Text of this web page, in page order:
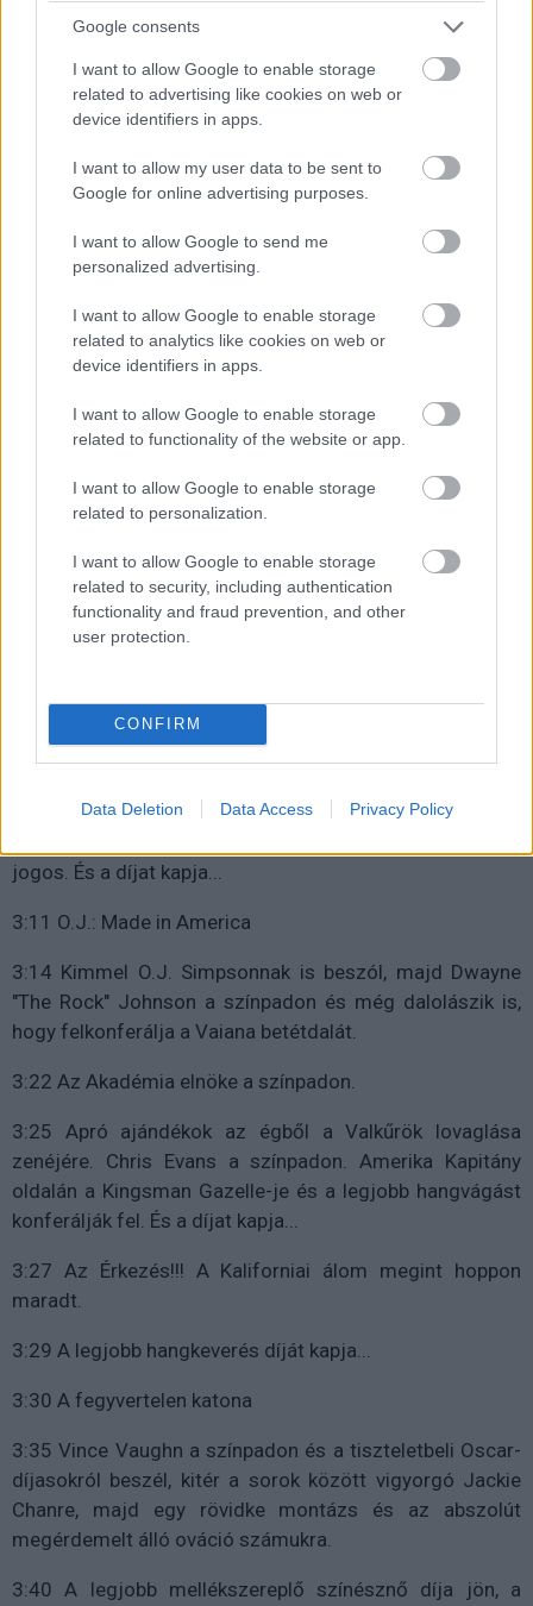
Google consents
I want to allow Google to enable storage
related to advertising like cookies on web or
device identifiers in apps.
I want to allow my user data to be sent to
Google for online advertising purposes.
I want to allow Google to send me
personalized advertising.
I want to allow Google to enable storage
related to analytics like cookies on web or
device identifiers in apps.
I want to allow Google to enable storage
related to functionality of the website or app.
I want to allow Google to enable storage
related to personalization.
I want to allow Google to enable storage
related to security, including authentication
functionality and fraud prevention, and other
user protection.
CONFIRM
Data Deletion Data Access Privacy Policy
vicceskedve. És a díjat kapja...
2:58 A SUICIDE SQUAD!!! A DC-nek máris van egy Oscar-
3:00 A legjobb jelmez díját kapja...
megfigyelésükért!!! Hell yeah!!!
Számolás joga felvetett témáira. Máris színpadon az
említett film hölgykoszorúja, akik a legjobb
meglepetésvendégként feljön a Henson által életre
jogos. És a díjat kapja...
3:11 O.J.: Made in America
3:14 Kimmel O.J. Simpsonnak is beszól, majd Dwayne
"The Rock" Johnson a színpadon és még dalolászik is,
hogy felkonferálja a Vaiana betétdalát.
3:22 Az Akadémia elnöke a színpadon.
3:25 Apró ajándékok az égből a Valkűrök lovaglása
zenéjére. Chris Evans a színpadon. Amerika Kapitány
oldalán a Kingsman Gazelle-je és a legjobb hangvágást
konferálják fel. És a díjat kapja...
3:27 Az Érkezés!!! A Kaliforniai álom megint hoppon
maradt.
3:29 A legjobb hangkeverés díját kapja...
3:30 A fegyvertelen katona
3:35 Vince Vaughn a színpadon és a tiszteletbeli Oscar-
díjasokról beszél, kitér a sorok között vigyorgó Jackie
Chanre, majd egy rövidke montázs és az abszolút
megérdemelt álló ováció számukra.
3:40 A legjobb mellékszereplő színésznő díja jön, a